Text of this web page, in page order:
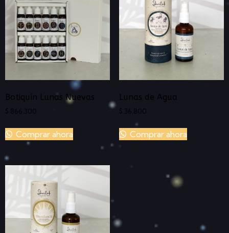
Botiquín Lunas Nuevas
$ 866.300
Comprar ahora
Lunas de Agua
$ 36.800
Comprar ahora